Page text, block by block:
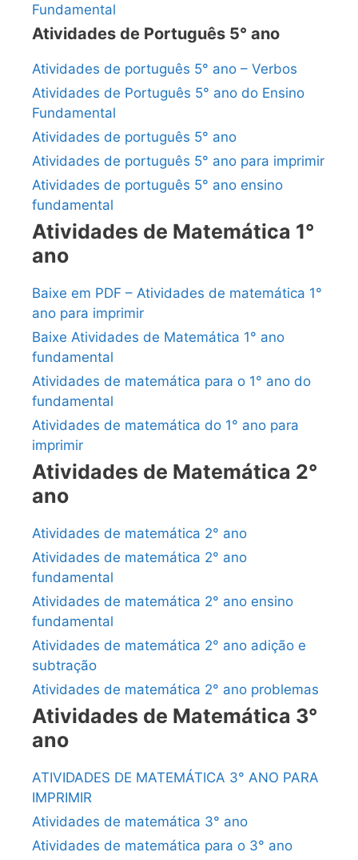
Fundamental
Atividades de Português 5° ano
Atividades de português 5° ano – Verbos
Atividades de Português 5° ano do Ensino
Fundamental
Atividades de português 5° ano
Atividades de português 5° ano para imprimir
Atividades de português 5° ano ensino
fundamental
Atividades de Matemática 1°
ano
Baixe em PDF – Atividades de matemática 1°
ano para imprimir
Baixe Atividades de Matemática 1° ano
fundamental
Atividades de matemática para o 1° ano do
fundamental
Atividades de matemática do 1° ano para
imprimir
Atividades de Matemática 2°
ano
Atividades de matemática 2° ano
Atividades de matemática 2° ano
fundamental
Atividades de matemática 2° ano ensino
fundamental
Atividades de matemática 2° ano adição e
subtração
Atividades de matemática 2° ano problemas
Atividades de Matemática 3°
ano
ATIVIDADES DE MATEMÁTICA 3° ANO PARA
IMPRIMIR
Atividades de matemática 3° ano
Atividades de matemática para o 3° ano